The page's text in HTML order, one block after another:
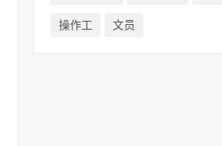
操作工 文员